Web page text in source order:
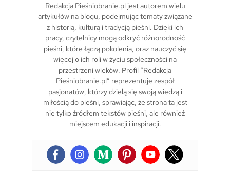
Redakcja Pieśniobranie.pl jest autorem wielu
artykułów na blogu, podejmując tematy związane
z historią, kulturą i tradycją pieśni. Dzięki ich
pracy, czytelnicy mogą odkryć różnorodność
pieśni, które łączą pokolenia, oraz nauczyć się
więcej o ich roli w życiu społeczności na
przestrzeni wieków. Profil “Redakcja
Pieśniobranie.pl” reprezentuje zespół
pasjonatów, którzy dzielą się swoją wiedzą i
miłością do pieśni, sprawiając, że strona ta jest
nie tylko źródłem tekstów pieśni, ale również
miejscem edukacji i inspiracji.